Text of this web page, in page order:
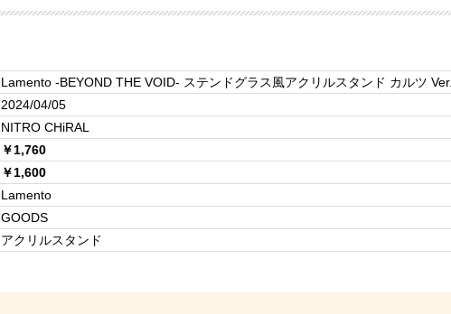
Lamento -BEYOND THE VOID- ステンドグラス風アクリルスタンド カルツ Ver.
2024/04/05
NITRO CHiRAL
￥1,760
￥1,600
Lamento
GOODS
アクリルスタンド